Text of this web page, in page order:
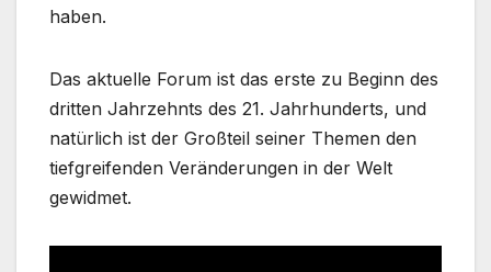
haben.
Das aktuelle Forum ist das erste zu Beginn des
dritten Jahrzehnts des 21. Jahrhunderts, und
natürlich ist der Großteil seiner Themen den
tiefgreifenden Veränderungen in der Welt
gewidmet.